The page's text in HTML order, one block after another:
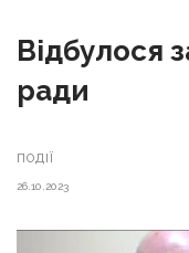
Відбулося
ради
ПОДІЇ
26.10.2023